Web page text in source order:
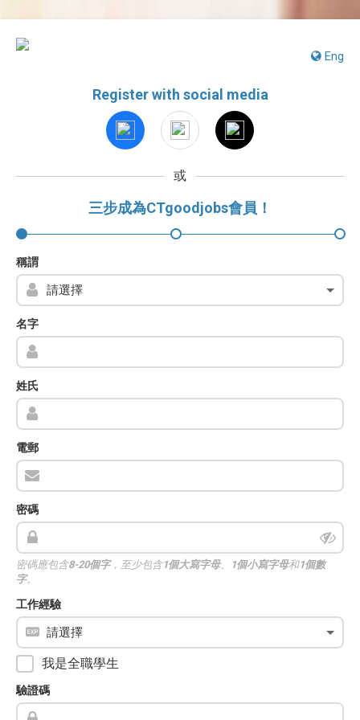
Eng
Register with social media
或
三步成為CTgoodjobs會員！
稱謂
名字
姓氏
電郵
密碼
密碼應包含8-20個字，至少包含1個大寫字母、 1個小寫字母和1個數
字。
工作經驗
我是全職學生
驗證碼